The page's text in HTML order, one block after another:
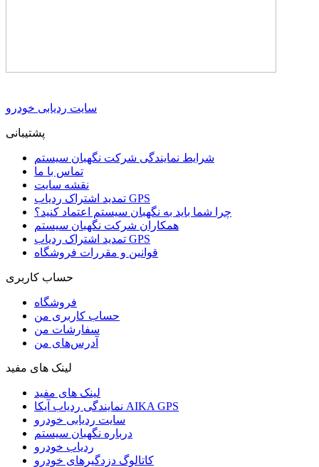
سایت ردیابی خودرو
پشتیبانی
شرایط نمایندگی شرکت نگهبان سیستم
تماس با ما
نقشه سایت
تمدید اشتراک ردیاب GPS
چرا شما باید به نگهبان سیستم اعتماد کنید؟
همکاران شرکت نگهبان سیستم
تمدید اشتراک ردیاب GPS
قوانین و مقررات فروشگاه
حساب کاربری
فروشگاه
حساب کاربری من
سفارشات من
آدرس‌های من
لینک های مفید
لینک های مفید
نمایندگی ردیاب آیکا AIKA GPS
سایت ردیابی خودرو
درباره نگهبان سیستم
ردیاب خودرو
کاتالوگ دزدگیرهای خودرو